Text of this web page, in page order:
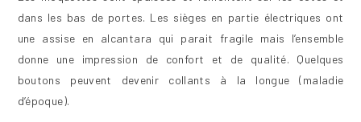
dans les bas de portes. Les sièges en partie électriques ont
une assise en alcantara qui parait fragile mais l’ensemble
donne une impression de confort et de qualité. Quelques
boutons peuvent devenir collants à la longue (maladie
d’époque).